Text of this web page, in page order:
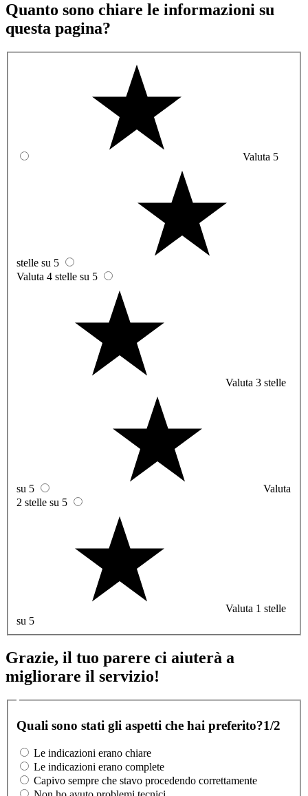
Quanto sono chiare le informazioni su
questa pagina?
Valuta 5
stelle su 5
Valuta 4 stelle su 5
Valuta 3 stelle
su 5
Valuta
2 stelle su 5
Valuta 1 stelle
su 5
Grazie, il tuo parere ci aiuterà a
migliorare il servizio!
Quali sono stati gli aspetti che hai preferito?1/2
Le indicazioni erano chiare
Le indicazioni erano complete
Capivo sempre che stavo procedendo correttamente